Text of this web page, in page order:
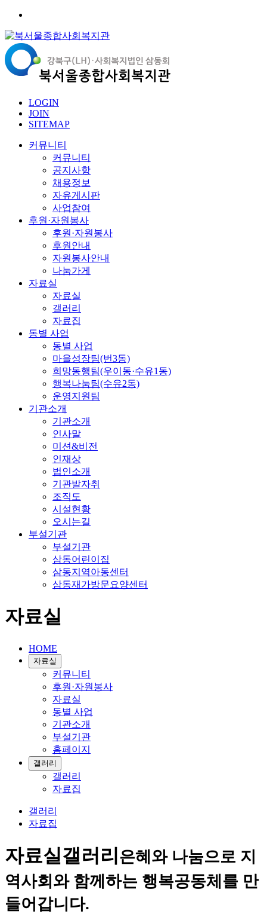
LOGIN
JOIN
SITEMAP
커뮤니티
커뮤니티
공지사항
채용정보
자유게시판
사업참여
후원·자원봉사
후원·자원봉사
후원안내
자원봉사안내
나눔가게
자료실
자료실
갤러리
자료집
동별 사업
동별 사업
마을성장팀(번3동)
희망동행팀(우이동·수유1동)
행복나눔팀(수유2동)
운영지원팀
기관소개
기관소개
인사말
미션&비전
인재상
법인소개
기관발자취
조직도
시설현황
오시는길
부설기관
부설기관
삼동어린이집
삼동지역아동센터
삼동재가방문요양센터
자료실
HOME
자료실
커뮤니티
후원·자원봉사
자료실
동별 사업
기관소개
부설기관
홈페이지
갤러리
갤러리
자료집
갤러리
자료집
자료실갤러리은혜와 나눔으로 지
역사회와 함께하는 행복공동체를 만
들어갑니다.